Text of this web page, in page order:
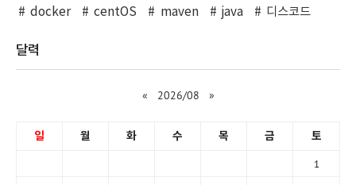
docker
centOS maven java 디스코드
달력
« 2026/08 »
일 월 화 수 목 금 토
1